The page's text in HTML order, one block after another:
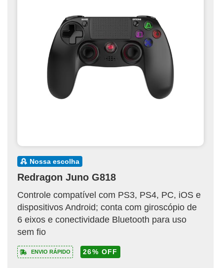
nossa escolha
Redragon Juno G818
Controle compatível com PS3, PS4, PC, iOS e
dispositivos Android; conta com giroscópio de
6 eixos e conectividade Bluetooth para uso
sem fio
ENVIO RÁPIDO 26% OFF